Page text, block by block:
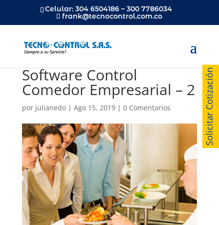
Celular: 304 6504186 – 300 7786034
frank@tecnocontrol.com.co
Software Control
Comedor Empresarial – 2
por julianedo| Ago 15, 2019| 0 Comentarios Solicitar Cotización